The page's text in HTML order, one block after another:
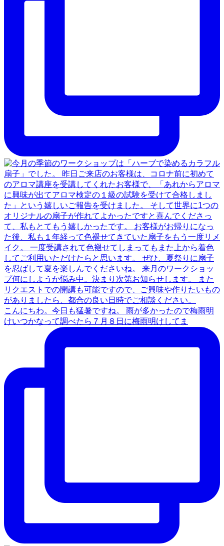
こんにちわ。今日も猛暑ですね。 雨が多かったので梅雨明
けいつかなって調べたら７月８日に梅雨明けしてま